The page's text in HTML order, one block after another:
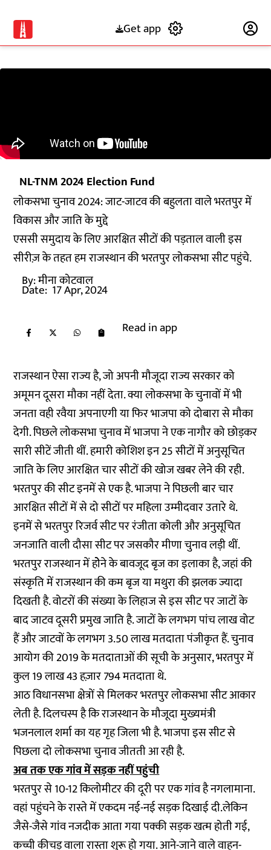
Get app
NL-TNM 2024 Election Fund
लोकसभा चुनाव 2024: जाट-जाटव की बहुलता वाले भरतपुर में
विकास और जाति के मुद्दे
एससी समुदाय के लिए आरक्षित सीटों की पड़ताल वाली इस
सीरीज़ के तहत हम राजस्थान की भरतपुर लोकसभा सीट पहुंचे.
By:मीना कोटवाल
Date: 17 Apr, 2024
Read in app
राजस्थान ऐसा राज्य है, जो अपनी मौजूदा राज्य सरकार को
अमूमन दूसरा मौका नहीं देता. क्या लोकसभा के चुनावों में भी
जनता वही रवैया अपनाएगी या फिर भाजपा को दोबारा से मौका
देगी. पिछले लोकसभा चुनाव में भाजपा ने एक नागौर को छोड़कर
सारी सीटें जीती थीं. हमारी कोशिश इन 25 सीटों में अनुसूचित
जाति के लिए आरक्षित चार सीटों की खोज खबर लेने की रही.
भरतपुर की सीट इनमें से एक है. भाजपा ने पिछली बार चार
आरक्षित सीटों में से दो सीटों पर महिला उम्मीदवार उतारे थे.
इनमें से भरतपुर रिजर्व सीट पर रंजीता कोली और अनुसूचित
जनजाति वाली दौसा सीट पर जसकौर मीणा चुनाव लड़ी थीं.
भरतपुर राजस्थान में होेने के बावजूद बृज का इलाका है, जहां की
संस्कृति में राजस्थान की कम बृज या मथुरा की झलक ज्यादा
दिखती है. वोटरों की संख्या के लिहाज से इस सीट पर जाटों के
बाद जाटव दूसरी प्रमुख जाति है. जाटों के लगभग पांच लाख वोट
हैं और जाटवों के लगभग 3.50 लाख मतदाता पंजीकृत हैं. चुनाव
आयोग की 2019 के मतदाताओं की सूची के अनुसार, भरतपुर में
कुल 19 लाख 43 हज़ार 794 मतदाता थे.
आठ विधानसभा क्षेत्रों से मिलकर भरतपुर लोकसभा सीट आकार
लेती है. दिलचस्प है कि राजस्थान के मौजूदा मुख्यमंत्री
भजनलाल शर्मा का यह गृह जिला भी है. भाजपा इस सीट से
पिछला दो लोकसभा चुनाव जीतती आ रही है.
अब तक एक गांव में सड़क नहीं पहुंची
भरतपुर से 10-12 किलोमीटर की दूरी पर एक गांव है नगलामाना.
वहां पहुंचने के रास्ते में एकदम नई-नई सड़क दिखाई दी.लेकिन
जैसे-जैसे गांव नजदीक आता गया पक्की सड़क खत्म होती गई,
कच्ची कीचड़ वाला रास्ता शुरू हो गया. आने-जाने वाले वाहन-